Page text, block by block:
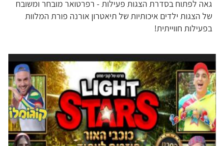
גאה לפתוח בסדרת הצגות פעילות - רפרטואר מובחר ומשובח
של הצגות ילדים איכותיות של תיאטרון אורנה פורת המלוות
בפעילות חווייתית!